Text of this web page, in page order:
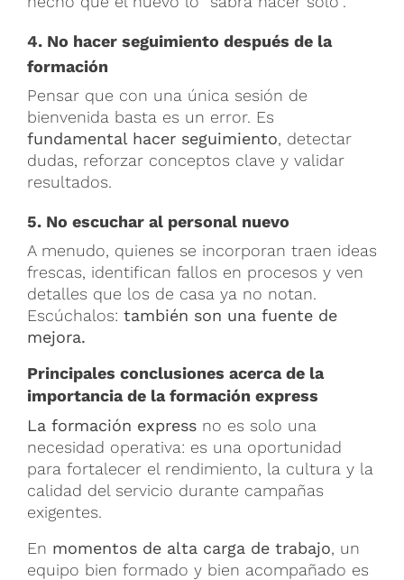
4. No hacer seguimiento después de la
formación
Pensar que con una única sesión de
bienvenida basta es un error. Es
fundamental hacer seguimiento, detectar
dudas, reforzar conceptos clave y validar
resultados.
5. No escuchar al personal nuevo
A menudo, quienes se incorporan traen ideas
frescas, identifican fallos en procesos y ven
detalles que los de casa ya no notan.
Escúchalos: también son una fuente de
mejora.
Principales conclusiones acerca de la
importancia de la formación express
La formación express no es solo una
necesidad operativa: es una oportunidad
para fortalecer el rendimiento, la cultura y la
calidad del servicio durante campañas
exigentes.
En momentos de alta carga de trabajo, un
equipo bien formado y bien acompañado es